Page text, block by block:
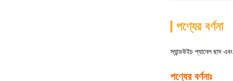
পণ্যের বর্ণনা
স্যান্ডউইচ প্যানেল ছাদ এবং
পণ্যের বর্ণনাঃ